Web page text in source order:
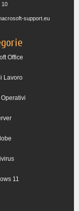
10
support.eu
Office
Lavoro
11